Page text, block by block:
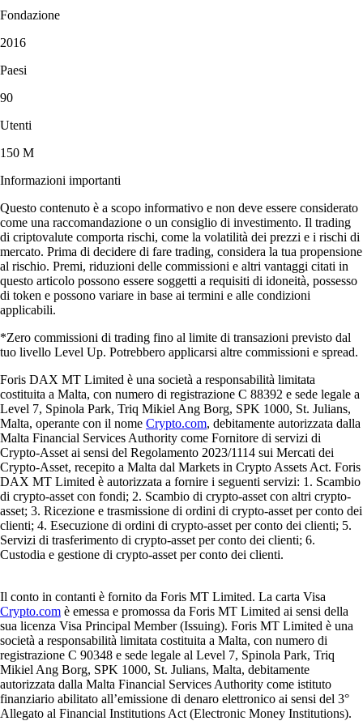
Fondazione
2016
Paesi
90
Utenti
150 M
Informazioni importanti
Questo contenuto è a scopo informativo e non deve essere considerato
come una raccomandazione o un consiglio di investimento. Il trading
di criptovalute comporta rischi, come la volatilità dei prezzi e i rischi di
mercato. Prima di decidere di fare trading, considera la tua propensione
al rischio. Premi, riduzioni delle commissioni e altri vantaggi citati in
questo articolo possono essere soggetti a requisiti di idoneità, possesso
di token e possono variare in base ai termini e alle condizioni
applicabili.
*Zero commissioni di trading fino al limite di transazioni previsto dal
tuo livello Level Up. Potrebbero applicarsi altre commissioni e spread.
Foris DAX MT Limited è una società a responsabilità limitata
costituita a Malta, con numero di registrazione C 88392 e sede legale a
Level 7, Spinola Park, Triq Mikiel Ang Borg, SPK 1000, St. Julians,
Malta, operante con il nome Crypto.com, debitamente autorizzata dalla
Malta Financial Services Authority come Fornitore di servizi di
Crypto-Asset ai sensi del Regolamento 2023/1114 sui Mercati dei
Crypto-Asset, recepito a Malta dal Markets in Crypto Assets Act. Foris
DAX MT Limited è autorizzata a fornire i seguenti servizi: 1. Scambio
di crypto-asset con fondi; 2. Scambio di crypto-asset con altri crypto-
asset; 3. Ricezione e trasmissione di ordini di crypto-asset per conto dei
clienti; 4. Esecuzione di ordini di crypto-asset per conto dei clienti; 5.
Servizi di trasferimento di crypto-asset per conto dei clienti; 6.
Custodia e gestione di crypto-asset per conto dei clienti.
Il conto in contanti è fornito da Foris MT Limited. La carta Visa
Crypto.com è emessa e promossa da Foris MT Limited ai sensi della
sua licenza Visa Principal Member (Issuing). Foris MT Limited è una
società a responsabilità limitata costituita a Malta, con numero di
registrazione C 90348 e sede legale al Level 7, Spinola Park, Triq
Mikiel Ang Borg, SPK 1000, St. Julians, Malta, debitamente
autorizzata dalla Malta Financial Services Authority come istituto
finanziario abilitato all’emissione di denaro elettronico ai sensi del 3°
Allegato al Financial Institutions Act (Electronic Money Institutions).